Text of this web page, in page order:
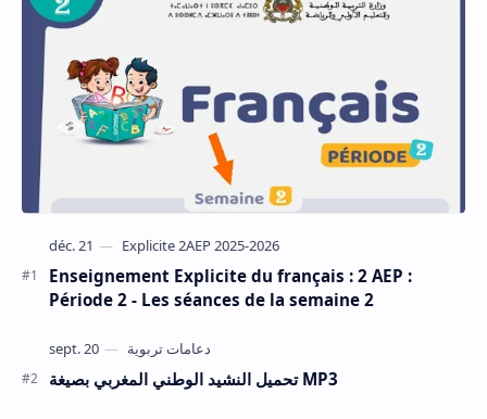
Enseignement Explicite du français : 2 AEP :
Période 2 - Les séances de la semaine 2
تحميل النشيد الوطني المغربي بصيغة MP3